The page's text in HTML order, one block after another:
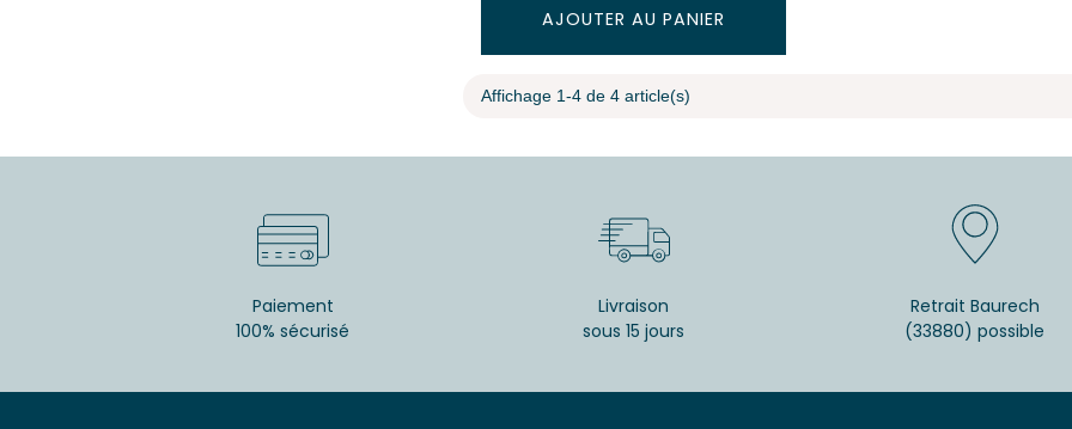
AJOUTER AU PANIER
Affichage 1-4 de 4 article(s)
Paiement
100% sécurisé
Livraison
sous 15 jours
Retrait Baurech
(33880) possible